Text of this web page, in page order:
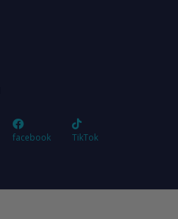
facebook TikTok